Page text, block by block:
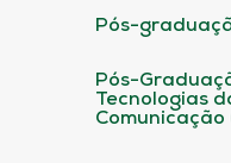
Pós-
Pós-
Tecnologias
Comunicação